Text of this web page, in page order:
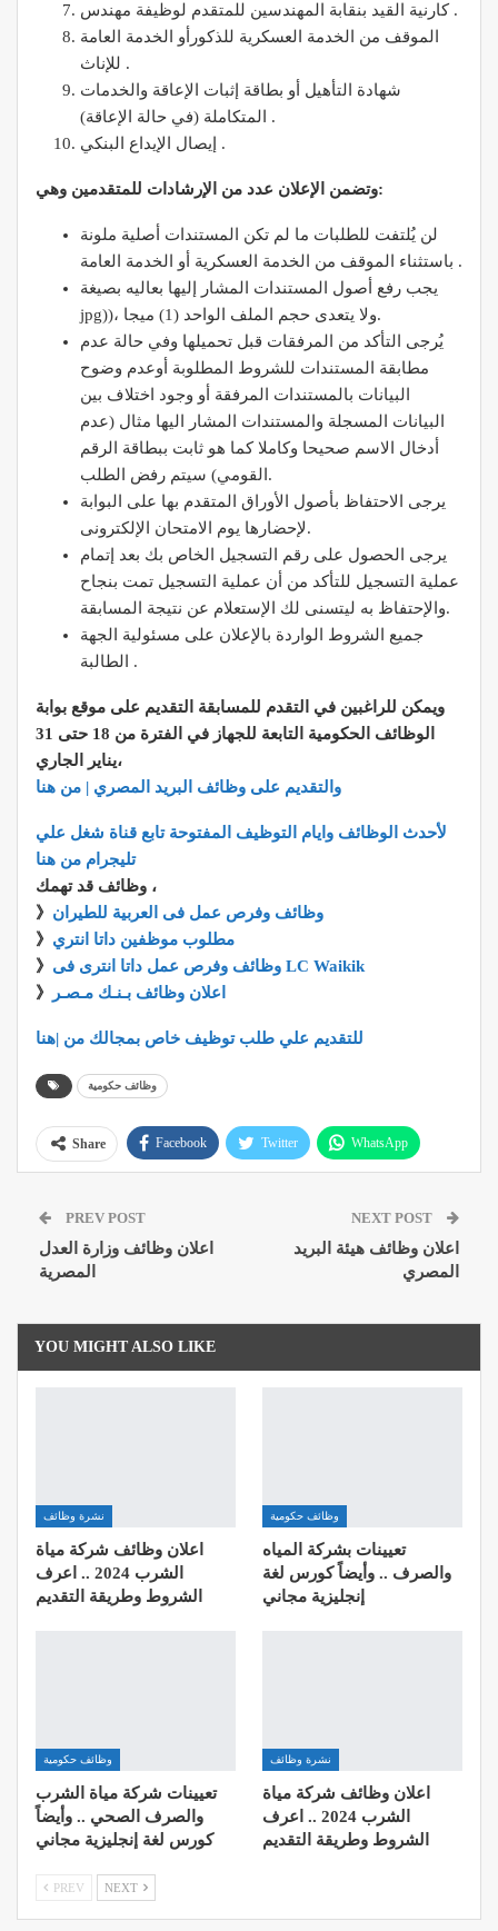
كارنية القيد بنقابة المهندسين للمتقدم لوظيفة مهندس .
الموقف من الخدمة العسكرية للذكورأو الخدمة العامة
للإناث .
شهادة التأهيل أو بطاقة إثبات الإعاقة والخدمات
المتكاملة (في حالة الإعاقة) .
إيصال الإيداع البنكي .
وتضمن الإعلان عدد من الإرشادات للمتقدمين وهي:
لن يُلتفت للطلبات ما لم تكن المستندات أصلية ملونة
باستثناء الموقف من الخدمة العسكرية أو الخدمة العامة .
يجب رفع أصول المستندات المشار إليها بعاليه بصيغة
jpg))، ولا يتعدى حجم الملف الواحد (1) ميجا.
يُرجى التأكد من المرفقات قبل تحميلها وفي حالة عدم
مطابقة المستندات للشروط المطلوبة أوعدم وضوح
البيانات بالمستندات المرفقة أو وجود اختلاف بين
البيانات المسجلة والمستندات المشار اليها مثال (عدم
أدخال الاسم صحيحا وكاملا كما هو ثابت ببطاقة الرقم
القومي) سيتم رفض الطلب.
يرجى الاحتفاظ بأصول الأوراق المتقدم بها على البوابة
لإحضارها يوم الامتحان الإلكترونى.
يرجى الحصول على رقم التسجيل الخاص بك بعد إتمام
عملية التسجيل للتأكد من أن عملية التسجيل تمت بنجاح
والإحتفاظ به ليتسنى لك الإستعلام عن نتيجة المسابقة.
جميع الشروط الواردة بالإعلان على مسئولية الجهة
الطالبة .
ويمكن للراغبين في التقدم للمسابقة التقديم على موقع بوابة
الوظائف الحكومية التابعة للجهاز في الفترة من 18 حتى 31
يناير الجاري،
والتقديم على وظائف البريد المصري | من هنا
لأحدث الوظائف وايام التوظيف المفتوحة تابع قناة شغل علي
تليجرام من هنا
وظائف قد تهمك ،
》 وظائف وفرص عمل فى العربية للطيران
》 مطلوب موظفين داتا انتري
》
وظائف وفرص عمل داتا انترى فى LC Waikik
》
اعلان وظائف بـنـك مـصـر
للتقديم علي طلب توظيف خاص بمجالك من |هنا
وظائف حكومية
Share Facebook Twitter WhatsApp
ReddIt
PREV POST
اعلان وظائف وزارة العدل
المصرية
NEXT POST
اعلان وظائف هيئة البريد
المصري
YOU MIGHT ALSO LIKE
نشرة وظائف
اعلان وظائف شركة مياة
الشرب 2024 .. اعرف
الشروط وطريقة التقديم
وظائف حكومية
تعيينات بشركة المياه
والصرف .. وأيضاً كورس لغة
إنجليزية مجاني
وظائف حكومية
تعيينات شركة مياة الشرب
والصرف الصحي .. وأيضاً
كورس لغة إنجليزية مجاني
نشرة وظائف
اعلان وظائف شركة مياة
الشرب 2024 .. اعرف
الشروط وطريقة التقديم
PREV NEXT